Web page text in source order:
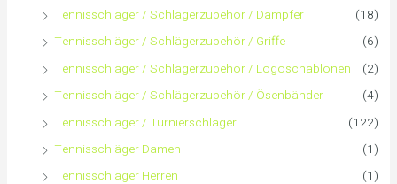
Tennisschläger / Schlägerzubehör / Dämpfer
(18)
Tennisschläger / Schlägerzubehör / Griffe
(6)
Tennisschläger / Schlägerzubehör / Logoschablonen
(2)
Tennisschläger / Schlägerzubehör / Ösenbänder
(4)
Tennisschläger / Turnierschläger
(122)
Tennisschläger Damen
(1)
Tennisschläger Herren
(1)